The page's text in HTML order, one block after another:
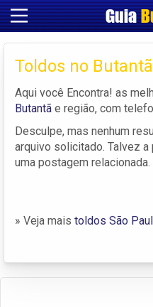
Guia
Toldos no Butantã
Aqui você Encontra! as
Butantã e região, com
Desculpe, mas nenhum
arquivo solicitado. Talvez
uma postagem relacionada.
» Veja mais toldos São